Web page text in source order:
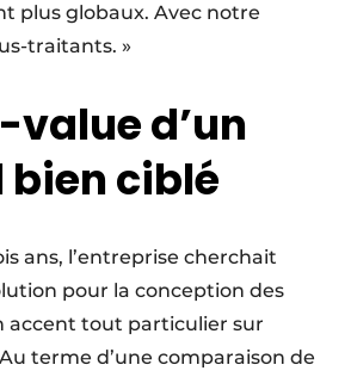
plus globaux. Avec notre
traitants. »
value d’un
ciblé
ans, l’entreprise cherchait
pour la conception des
accent tout particulier sur
terme d’une comparaison de